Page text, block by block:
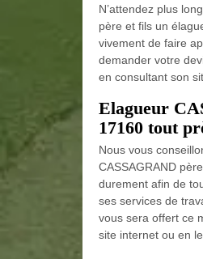
N’attendez plus
père et fils un
vivement de faire
demander votre
en consultant son
Elagueur
17160 tout
Nous vous
CASSAGRAND
durement afin de
ses services de
vous sera offert ce
site internet ou en